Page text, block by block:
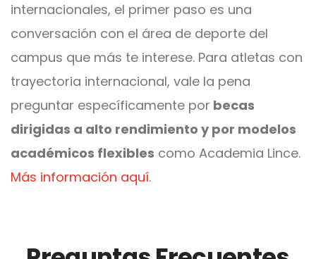
internacionales, el primer paso es una
conversación con el área de deporte del
campus que más te interese. Para atletas con
trayectoria internacional, vale la pena
preguntar específicamente por becas
dirigidas a alto rendimiento y por modelos
académicos flexibles como Academia Lince.
Más información aquí.